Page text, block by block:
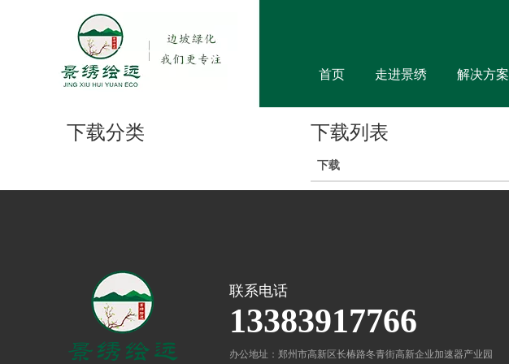
首页 走进景绣 解决方案
下载分类 下载列表
下载
联系电话
13383917766
办公地址：郑州市高新区长椿路冬青街高新企业加速器产业园